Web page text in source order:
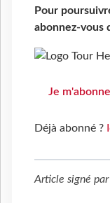
Pour
abonnez-vous
Je m'abonne
Déjà abonné ?
Article signé par